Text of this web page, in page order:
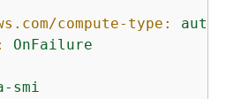
compute-type:
auto
OnFailure
smi